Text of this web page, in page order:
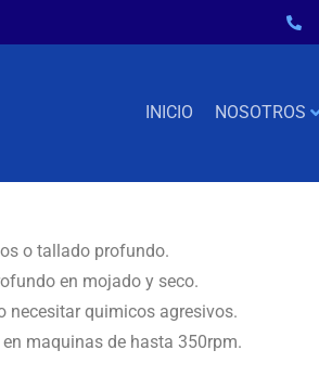
INICIO NOSOTROS
o tallado profundo.
en mojado y seco.
necesitar quimicos agresivos.
maquinas de hasta 350rpm.